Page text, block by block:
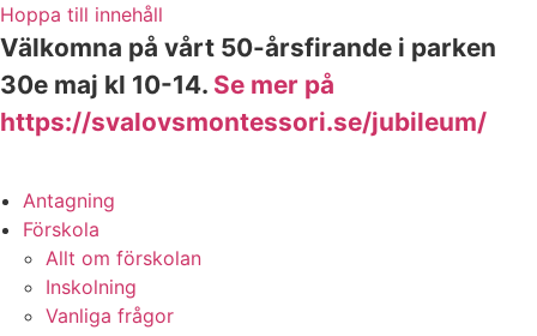
Hoppa till innehåll
Välkomna på vårt 50-årsfirande i parken
30e maj kl 10-14. Se mer på
https://svalovsmontessori.se/jubileum/
Antagning
Förskola
Allt om förskolan
Inskolning
Vanliga frågor